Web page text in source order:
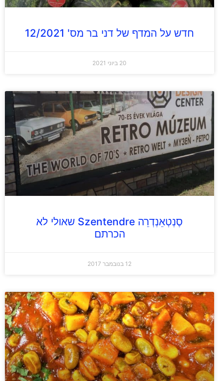
חדש על המדף של דני בר מס' 12/2021
20 ביוני 2021
סֶנְטְאֵנְדְרֵה Szentendre שאולי לא
הכרתם
12 בנובמבר 2017